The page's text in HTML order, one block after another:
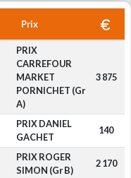
Prix
PRIX
CARREFOUR
MARKET
PORNICHET (Gr
A)
3 875
PRIX DANIEL
GACHET
140
PRIX ROGER
SIMON (Gr B)
2 170